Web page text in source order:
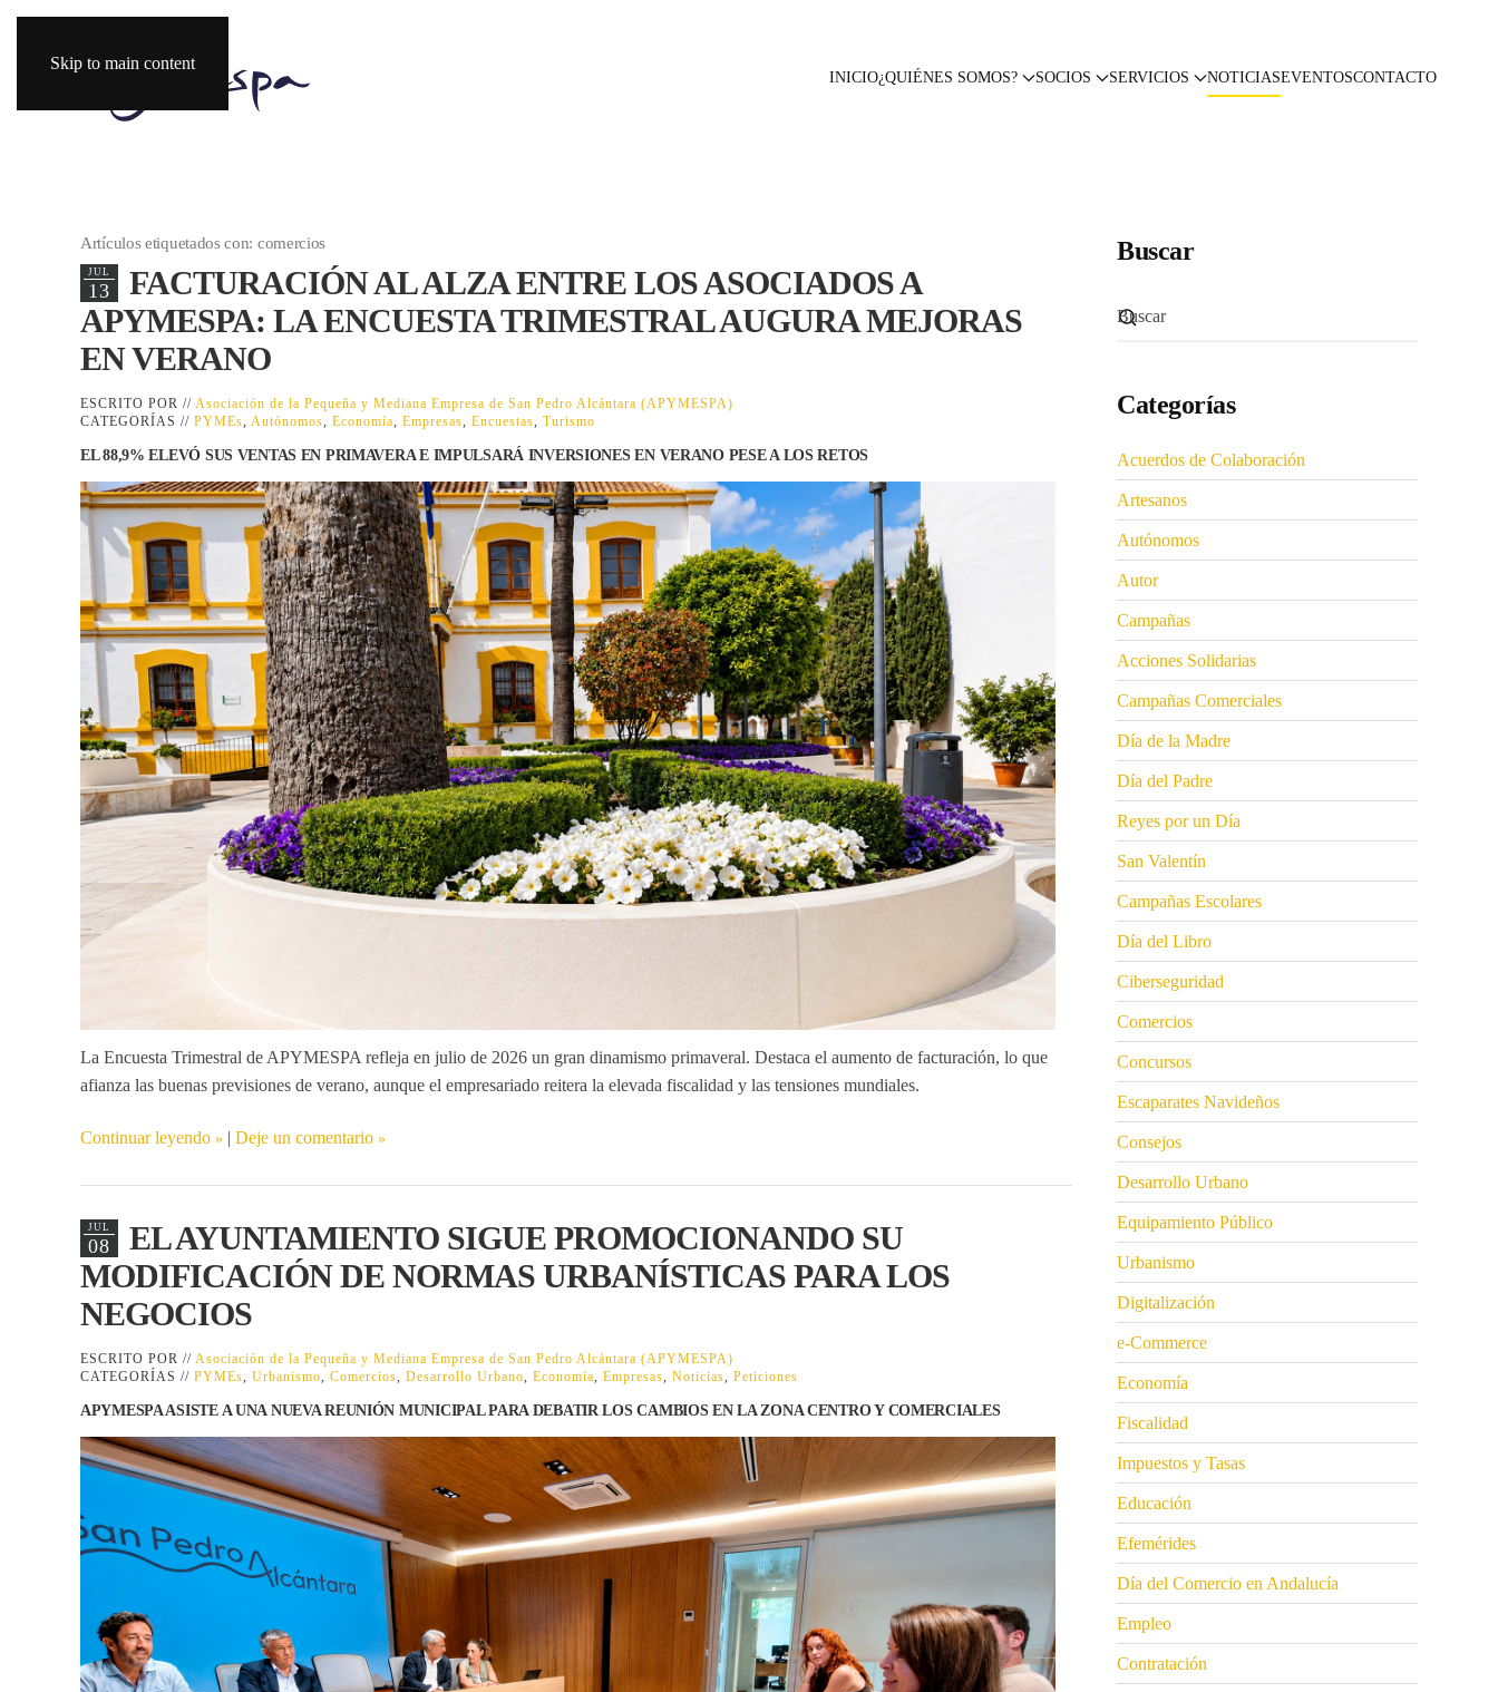
Skip to main content
INICIO¿QUIÉNES SOMOS? SOCIOS SERVICIOS NOTICIASEVENTOSCONTACTO
Artículos etiquetados con: comercios
JUL
13
FACTURACIÓN AL ALZA ENTRE LOS ASOCIADOS A
APYMESPA: LA ENCUESTA TRIMESTRAL AUGURA MEJORAS
EN VERANO
ESCRITO POR // Asociación de la Pequeña y Mediana Empresa de San Pedro Alcántara (APYMESPA)
CATEGORÍAS // PYMEs, Autónomos, Economía, Empresas, Encuestas, Turismo
EL 88,9% ELEVÓ SUS VENTAS EN PRIMAVERA E IMPULSARÁ INVERSIONES EN VERANO PESE A LOS RETOS
La Encuesta Trimestral de APYMESPA refleja en julio de 2026 un gran dinamismo primaveral. Destaca el aumento de facturación, lo que
afianza las buenas previsiones de verano, aunque el empresariado reitera la elevada fiscalidad y las tensiones mundiales.
Continuar leyendo | Deje un comentario
JUL
08
EL AYUNTAMIENTO SIGUE PROMOCIONANDO SU
MODIFICACIÓN DE NORMAS URBANÍSTICAS PARA LOS
NEGOCIOS
ESCRITO POR // Asociación de la Pequeña y Mediana Empresa de San Pedro Alcántara (APYMESPA)
CATEGORÍAS // PYMEs, Urbanismo, Comercios, Desarrollo Urbano, Economía, Empresas, Noticias, Peticiones
APYMESPA ASISTE A UNA NUEVA REUNIÓN MUNICIPAL PARA DEBATIR LOS CAMBIOS EN LA ZONA CENTRO Y COMERCIALES
Buscar
Categorías
Acuerdos de Colaboración
Artesanos
Autónomos
Autor
Campañas
Acciones Solidarias
Campañas Comerciales
Día de la Madre
Día del Padre
Reyes por un Día
San Valentín
Campañas Escolares
Día del Libro
Ciberseguridad
Comercios
Concursos
Escaparates Navideños
Consejos
Desarrollo Urbano
Equipamiento Público
Urbanismo
Digitalización
e-Commerce
Economía
Fiscalidad
Impuestos y Tasas
Educación
Efemérides
Día del Comercio en Andalucía
Empleo
Contratación